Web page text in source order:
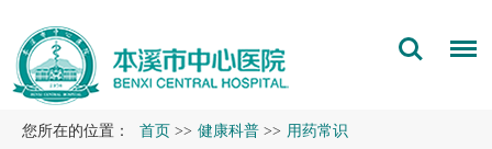
您所在的位置： 首页 >> 健康科普 >> 用药常识